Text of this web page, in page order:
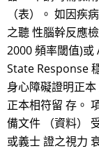
（表）。 如因疾
之聽 性腦幹反應
2000 頻率閾值)或
State Response
身心障礙證明正
正本相符留 存。
備文件 （資料）
或義士 證之視力